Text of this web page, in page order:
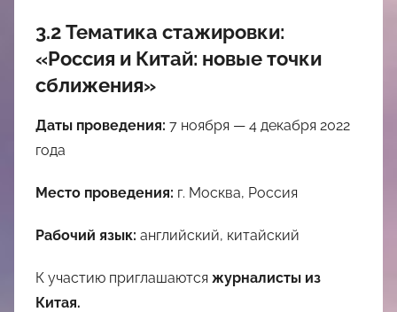
3.2 Тематика стажировки:
«Россия и Китай: новые точки
сближения»
Даты проведения: 7 ноября — 4 декабря 2022
года
Место проведения: г. Москва, Россия
Рабочий язык: английский, китайский
К участию приглашаются журналисты из
Китая.